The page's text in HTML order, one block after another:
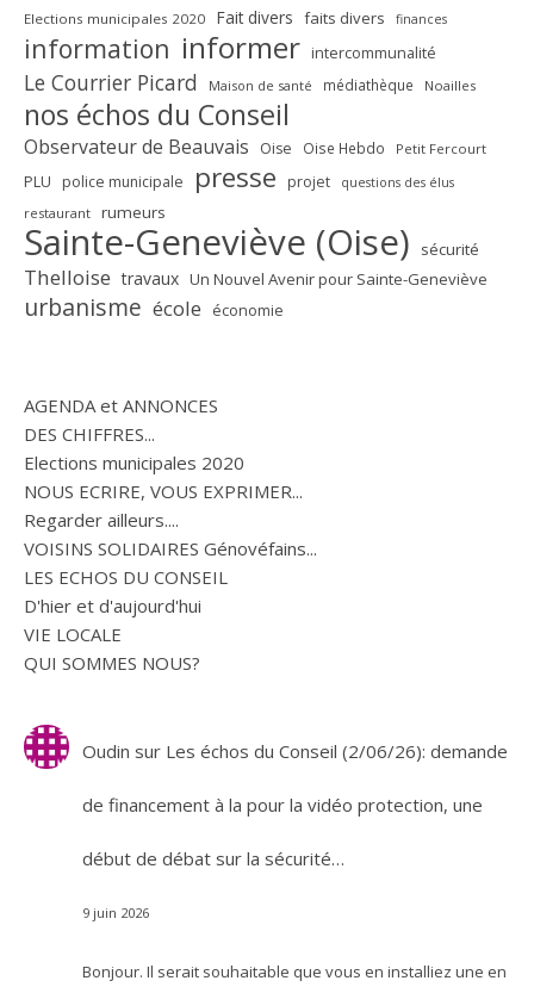
Elections municipales 2020 Fait divers faits divers finances
information informer intercommunalité
Le Courrier Picard Maison de santé médiathèque Noailles
nos échos du Conseil
Observateur de Beauvais Oise Oise Hebdo Petit Fercourt
PLU police municipale presse projet questions des élus
restaurant rumeurs
Sainte-Geneviève (Oise) sécurité
Thelloise travaux Un Nouvel Avenir pour Sainte-Geneviève
urbanisme école économie
AGENDA et ANNONCES
DES CHIFFRES...
Elections municipales 2020
NOUS ECRIRE, VOUS EXPRIMER...
Regarder ailleurs....
VOISINS SOLIDAIRES Génovéfains...
LES ECHOS DU CONSEIL
D'hier et d'aujourd'hui
VIE LOCALE
QUI SOMMES NOUS?
Oudin sur Les échos du Conseil (2/06/26): demande
de financement à la pour la vidéo protection, une
début de débat sur la sécurité…
9 juin 2026
Bonjour. Il serait souhaitable que vous en installiez une en